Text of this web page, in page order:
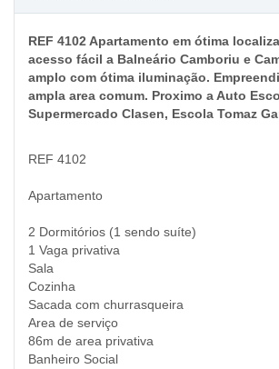
REF 4102 Apartamento em ótima
acesso fácil a Balneário Camboriu e
amplo com ótima iluminação.
ampla area comum. Proximo a Auto
Supermercado Clasen, Escola Tomaz
REF 4102
Apartamento
2 Dormitórios (1 sendo suíte)
1 Vaga privativa
Sala
Cozinha
Sacada com churrasqueira
Area de serviço
86m de area privativa
Banheiro Social